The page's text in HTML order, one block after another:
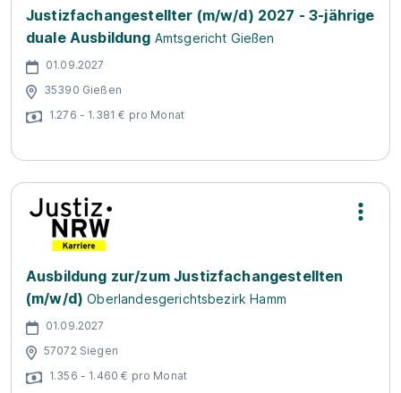
Justizfachangestellter (m/w/d) 2027 - 3-jährige
duale Ausbildung Amtsgericht Gießen
01.09.2027
35390 Gießen
1.276 - 1.381 € pro Monat
Ausbildung zur/zum Justizfachangestellten
(m/w/d) Oberlandesgerichtsbezirk Hamm
01.09.2027
57072 Siegen
1.356 - 1.460 € pro Monat